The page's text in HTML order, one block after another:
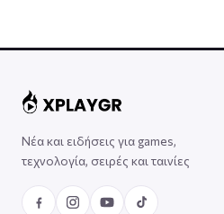
Νέα και ειδήσεις για games,
τεχνολογία, σειρές και ταινίες